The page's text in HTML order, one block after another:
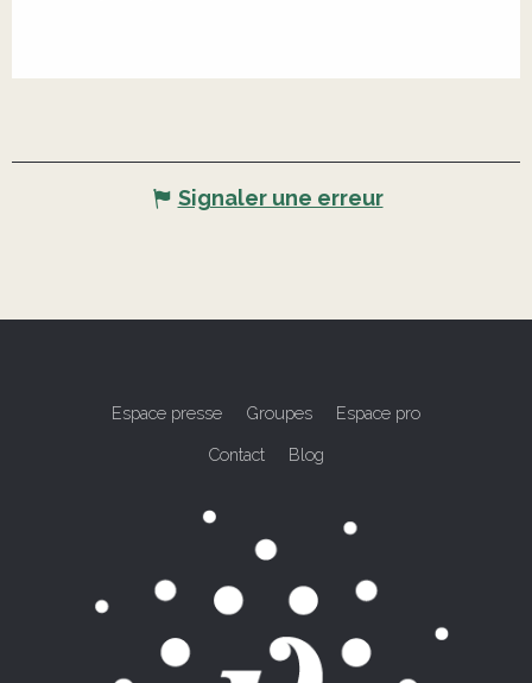
Signaler une erreur
Espace presse Groupes Espace pro
Contact Blog